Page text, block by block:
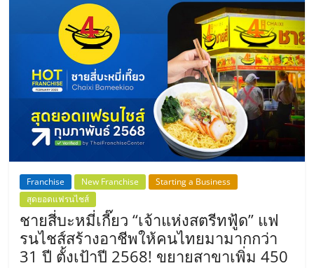
Franchise New Franchise
Starting a Business
สุดยอดแฟรนไชส์
ชายสี่บะหมี่เกี๊ยว “เจ้าแห่งสตรีทฟู้ด” แฟ
รนไชส์สร้างอาชีพให้คนไทยมามากกว่า
31 ปี ตั้งเป้าปี 2568! ขยายสาขาเพิ่ม 450